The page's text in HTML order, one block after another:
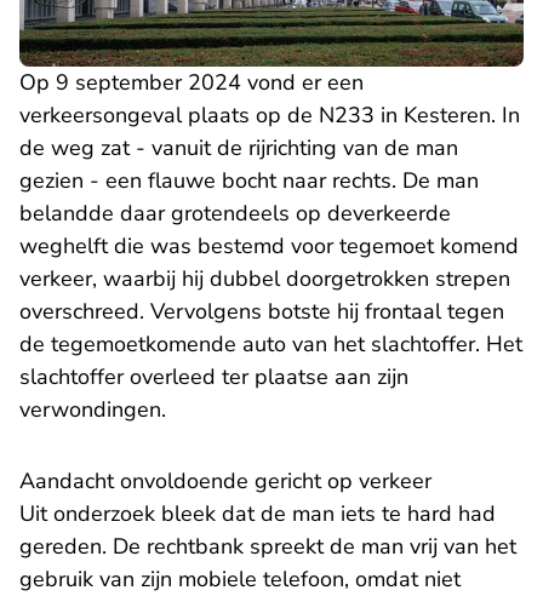
Op 9 september 2024 vond er een
verkeersongeval plaats op de N233 in Kesteren. In
de weg zat - vanuit de rijrichting van de man
gezien - een flauwe bocht naar rechts. De man
belandde daar grotendeels op deverkeerde
weghelft die was bestemd voor tegemoet komend
verkeer, waarbij hij dubbel doorgetrokken strepen
overschreed. Vervolgens botste hij frontaal tegen
de tegemoetkomende auto van het slachtoffer. Het
slachtoffer overleed ter plaatse aan zijn
verwondingen.
Aandacht onvoldoende gericht op verkeer
Uit onderzoek bleek dat de man iets te hard had
gereden. De rechtbank spreekt de man vrij van het
gebruik van zijn mobiele telefoon, omdat niet